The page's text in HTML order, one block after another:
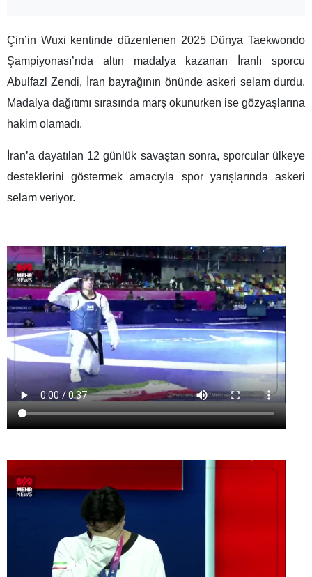
Çin’in Wuxi kentinde düzenlenen 2025 Dünya Taekwondo
Şampiyonası’nda altın madalya kazanan İranlı sporcu
Abulfazl Zendi, İran bayrağının önünde askeri selam durdu.
Madalya dağıtımı sırasında marş okunurken ise gözyaşlarına
hakim olamadı.
İran’a dayatılan 12 günlük savaştan sonra, sporcular ülkeye
desteklerini göstermek amacıyla spor yarışlarında askeri
selam veriyor.